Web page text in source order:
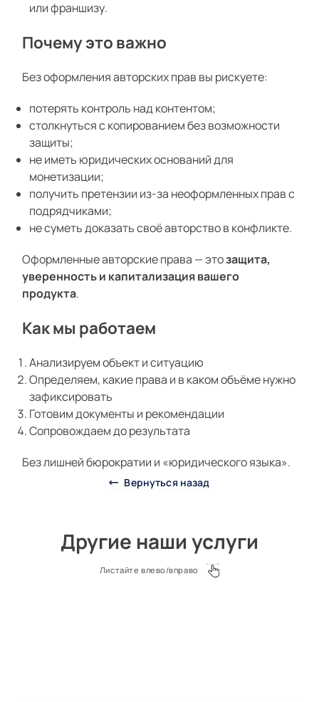
или франшизу.
Почему это важно
Без оформления авторских прав вы рискуете:
потерять контроль над контентом;
столкнуться с копированием без возможности
защиты;
не иметь юридических оснований для
монетизации;
получить претензии из-за неоформленных прав с
подрядчиками;
не суметь доказать своё авторство в конфликте.
Оформленные авторские права — этозащита,
уверенность и капитализация вашего
продукта.
Как мы работаем
Анализируем объект и ситуацию
Определяем, какие права и в каком объёме нужно
зафиксировать
Готовим документы и рекомендации
Сопровождаем до результата
Без лишней бюрократии и «юридического языка».
Вернуться назад
Другие наши услуги
Листайте влево/вправо